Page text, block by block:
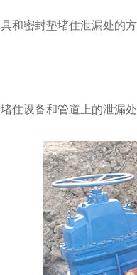
密封垫堵住泄漏处的方
设备和管道上的泄漏处